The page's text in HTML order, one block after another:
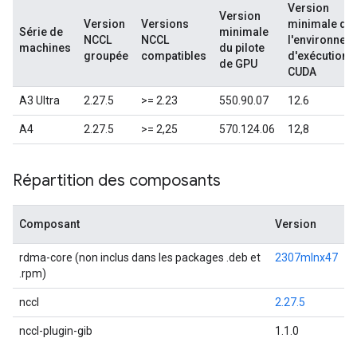
Série de
machines
Version
NCCL
groupée
Versions
NCCL
compatibles
Version
minimale
du pilote
de GPU
Version
minimale de
d'exécution
CUDA
A3 Ultra 2.27.5 >= 2.23 550.90.07 12.6
A4 2.27.5 >= 2,25 570.124.06 12,8
Répartition des composants
Composant Version
rdma-core (non inclus dans les packages .deb et
.rpm)
2307mlnx47
nccl 2.27.5
nccl-plugin-gib 1.1.0